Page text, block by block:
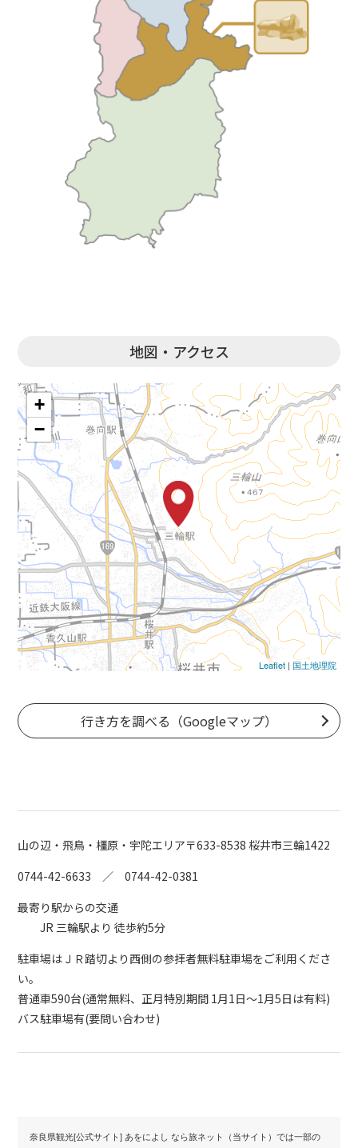
地図・アクセス
+
−
Leaflet| 国土地理院
行き方を調べる（Googleマップ）
山の辺・飛鳥・橿原・宇陀エリア〒633-8538 桜井市三輪1422
0744-42-6633 ／ 0744-42-0381
最寄り駅からの交通
JR 三輪駅より 徒歩約5分
駐車場はＪＲ踏切より西側の参拝者無料駐車場をご利用くださ
い。
普通車590台(通常無料、正月特別期間 1月1日～1月5日は有料)
バス駐車場有(要問い合わせ)
奈良県観光[公式サイト] あをによし なら旅ネット（当サイト）では一部の